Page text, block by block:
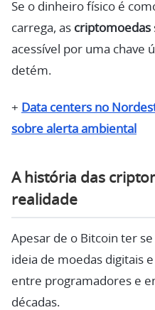
Se o dinheiro físico é
carrega, as criptomoedas
acessível por uma chave
detém.
+ Data centers no
sobre alerta ambiental
A história das
realidade
Apesar de o Bitcoin ter
ideia de moedas digitais
entre programadores e
décadas.